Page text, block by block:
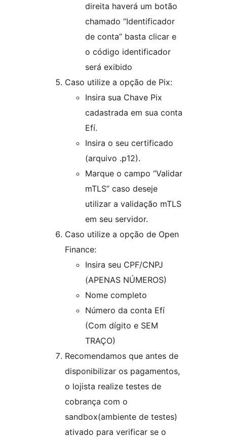
direita haverá um botão
chamado “Identificador
de conta” basta clicar e
o código identificador
será exibido
Caso utilize a opção de Pix:
Insira sua Chave Pix
cadastrada em sua conta
Efí.
Insira o seu certificado
(arquivo .p12).
Marque o campo “Validar
mTLS” caso deseje
utilizar a validação mTLS
em seu servidor.
Caso utilize a opção de Open
Finance:
Insira seu CPF/CNPJ
(APENAS NÚMEROS)
Nome completo
Número da conta Efí
(Com dígito e SEM
TRAÇO)
Recomendamos que antes de
disponibilizar os pagamentos,
o lojista realize testes de
cobrança com o
sandbox(ambiente de testes)
ativado para verificar se o